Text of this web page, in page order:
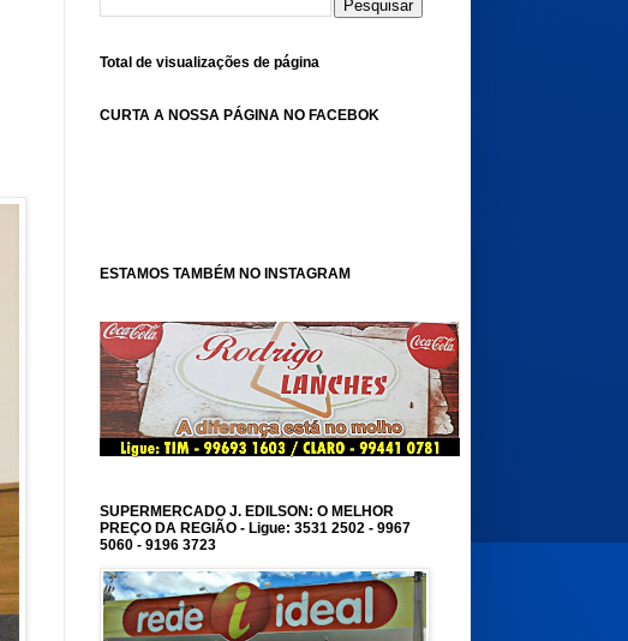
Total de visualizações de página
CURTA A NOSSA PÁGINA NO FACEBOK
ESTAMOS TAMBÉM NO INSTAGRAM
SUPERMERCADO J. EDILSON: O MELHOR
PREÇO DA REGIÃO - Ligue: 3531 2502 - 9967
5060 - 9196 3723